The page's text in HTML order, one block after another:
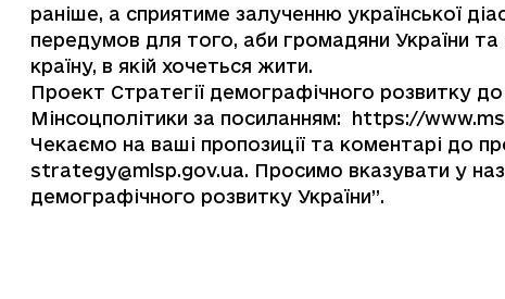
раніше, а сприятиме залученню української
передумов для того, аби громадяни України та
країну, в якій хочеться жити.
Проект Стратегії демографічного розвитку
Мінсоцполітики за посиланням:
https://
Чекаємо на ваші пропозиції та коментарі до
strategy@mlsp.gov.ua. Просимо вказувати у
демографічного розвитку України”.